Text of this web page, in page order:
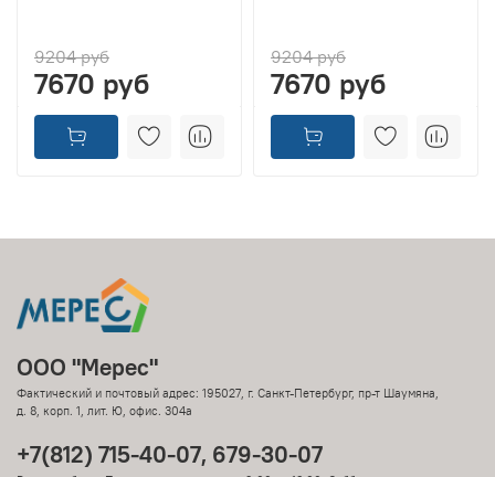
9204 руб
7670 руб
9204 руб
7670 руб
ООО "Мерес"
Фактический и почтовый адрес: 195027, г. Санкт-Петербург, пр-т Шаумяна,
д. 8, корп. 1, лит. Ю, офис. 304а
+7(812) 715-40-07, 679-30-07